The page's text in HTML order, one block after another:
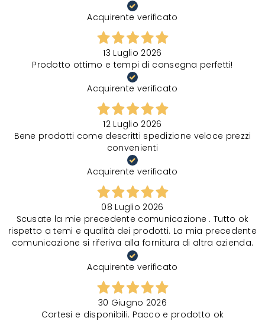
Acquirente verificato
13 Luglio 2026
Prodotto ottimo e tempi di consegna perfetti!
Acquirente verificato
12 Luglio 2026
Bene prodotti come descritti spedizione veloce prezzi
convenienti
Acquirente verificato
08 Luglio 2026
Scusate la mie precedente comunicazione . Tutto ok
rispetto a temi e qualità dei prodotti. La mia precedente
comunicazione si riferiva alla fornitura di altra azienda.
Acquirente verificato
30 Giugno 2026
Cortesi e disponibili. Pacco e prodotto ok